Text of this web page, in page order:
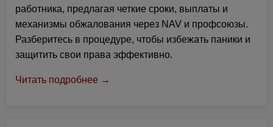
работника, предлагая четкие сроки, выплаты и
механизмы обжалования через NAV и профсоюзы.
Разберитесь в процедуре, чтобы избежать паники и
защитить свои права эффективно.
Читать подробнее →